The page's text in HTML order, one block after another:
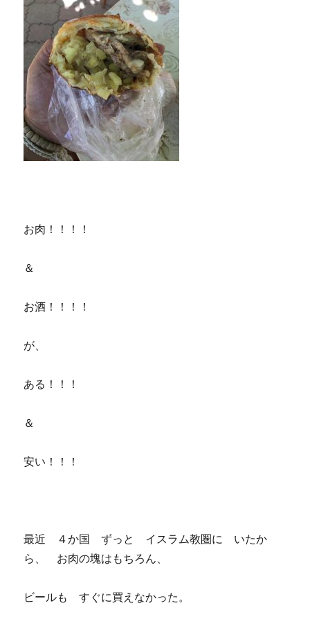
お肉！！！！
＆
お酒！！！！
が、
ある！！！
＆
安い！！！
最近 ４か国 ずっと イスラム教圏に いたか
ら、 お肉の塊はもちろん、
ビールも すぐに買えなかった。